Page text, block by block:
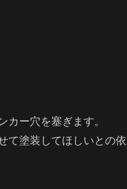
ー穴を塞ぎます。
塗装してほしいとの依